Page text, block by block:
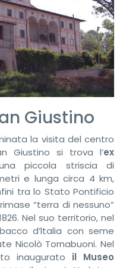
Giustino
la visita del centro
Giustino si trova l’ex
piccola striscia di
e lunga circa 4 km,
tra lo Stato Pontificio
“terra di nessuno”
Nel suo territorio, nel
d’ltalia con seme
Nicolò Tornabuoni. Nel
inaugurato il Museo